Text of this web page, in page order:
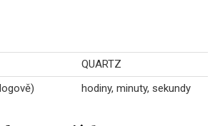
QUARTZ
hodiny, minuty, sekundy